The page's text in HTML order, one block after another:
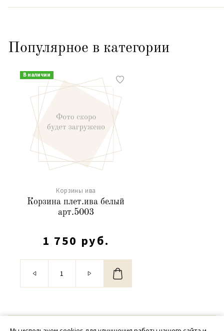
Популярное в категории
В наличии
Корзины ива
Корзина плет.ива белый
арт.5003
1 750 руб.
© 2020 - 2026 SamPack